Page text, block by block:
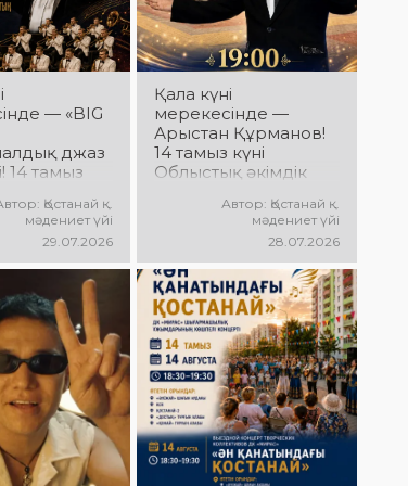
өнер көрсетеді!
@ne_prosto_orchestra
МЕРЕКЕЛІК ІС-
ШАРАЛАР
БАҒДАРЛАМАСЫ
— «BIG
джаз
14 тамыз
алаңында
джаз
концерті
— ҚР
Евсюков.
жетекші-
—
Стаканов.
жанды
жарқын
Қостанай қ.
мәдениет үйі
29.07.2026
Қала күні
мерекесінде —
Арыстан Құрманов!
14 тамыз күні
Облыстық әкімдік
Құрмановтың
«Айналдым атыңнан,
Қостанай» атты
концерттік
бағдарламасы өтеді!
Сіздерді сүйікті
әндер, әсерлі
орындау мен
көтеріңкі мерекелік
көңіл күй күтеді!
Автор: Қостанай қ.
мәдениет үйі
28.07.2026